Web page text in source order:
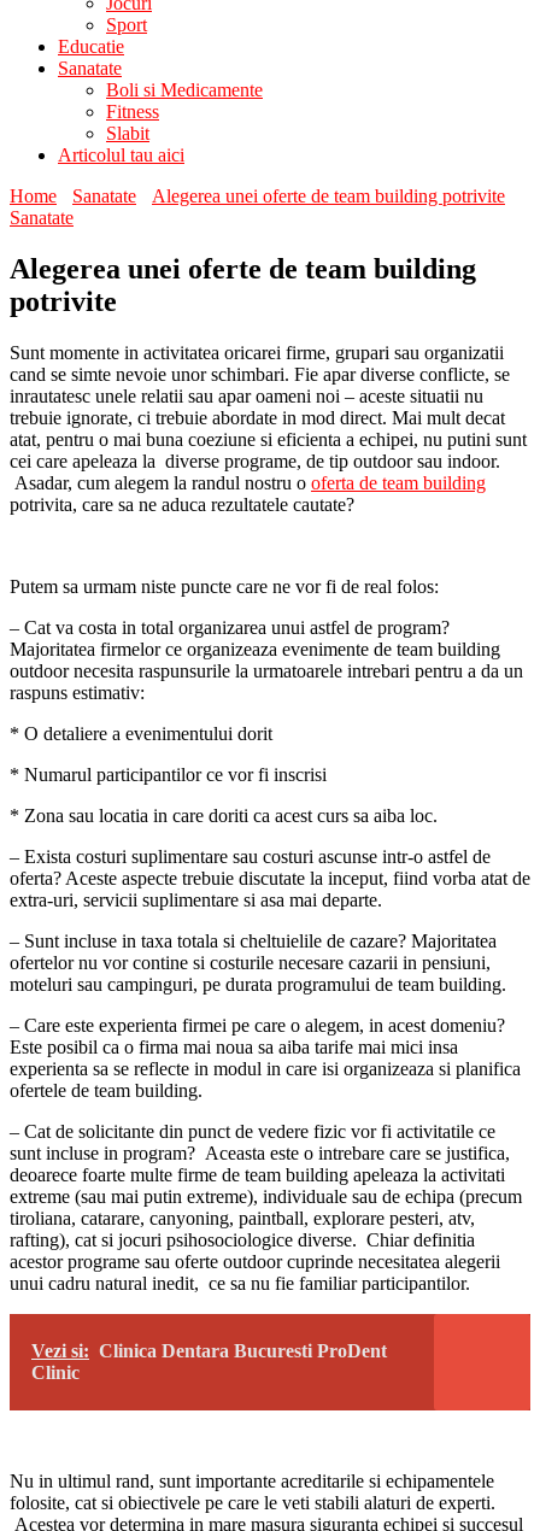
Sport
Educatie
Sanatate
Boli si Medicamente
Fitness
Slabit
Articolul tau aici
Home
Sanatate
Alegerea unei oferte de team building potrivite
Sanatate
Alegerea unei oferte de team building
potrivite
Sunt momente in activitatea oricarei firme, grupari sau organizatii
cand se simte nevoie unor schimbari. Fie apar diverse conflicte, se
inrautatesc unele relatii sau apar oameni noi – aceste situatii nu
trebuie ignorate, ci trebuie abordate in mod direct. Mai mult decat
atat, pentru o mai buna coeziune si eficienta a echipei, nu putini sunt
cei care apeleaza la diverse programe, de tip outdoor sau indoor.
Asadar, cum alegem la randul nostru o oferta de team building
potrivita, care sa ne aduca rezultatele cautate?
Putem sa urmam niste puncte care ne vor fi de real folos:
– Cat va costa in total organizarea unui astfel de program?
Majoritatea firmelor ce organizeaza evenimente de team building
outdoor necesita raspunsurile la urmatoarele intrebari pentru a da un
raspuns estimativ:
* O detaliere a evenimentului dorit
* Numarul participantilor ce vor fi inscrisi
* Zona sau locatia in care doriti ca acest curs sa aiba loc.
– Exista costuri suplimentare sau costuri ascunse intr-o astfel de
oferta? Aceste aspecte trebuie discutate la inceput, fiind vorba atat de
extra-uri, servicii suplimentare si asa mai departe.
– Sunt incluse in taxa totala si cheltuielile de cazare? Majoritatea
ofertelor nu vor contine si costurile necesare cazarii in pensiuni,
moteluri sau campinguri, pe durata programului de team building.
– Care este experienta firmei pe care o alegem, in acest domeniu?
Este posibil ca o firma mai noua sa aiba tarife mai mici insa
experienta sa se reflecte in modul in care isi organizeaza si planifica
ofertele de team building.
– Cat de solicitante din punct de vedere fizic vor fi activitatile ce
sunt incluse in program? Aceasta este o intrebare care se justifica,
deoarece foarte multe firme de team building apeleaza la activitati
extreme (sau mai putin extreme), individuale sau de echipa (precum
tiroliana, catarare, canyoning, paintball, explorare pesteri, atv,
rafting), cat si jocuri psihosociologice diverse. Chiar definitia
acestor programe sau oferte outdoor cuprinde necesitatea alegerii
unui cadru natural inedit, ce sa nu fie familiar participantilor.
Vezi si: Clinica Dentara Bucuresti ProDent
Clinic
Nu in ultimul rand, sunt importante acreditarile si echipamentele
folosite, cat si obiectivele pe care le veti stabili alaturi de experti.
Acestea vor determina in mare masura siguranta echipei si succesul